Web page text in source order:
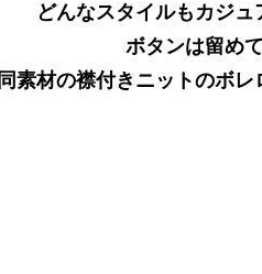
どんなスタイルもカジ
ボタンは留め
同素材の襟付きニットのボレ